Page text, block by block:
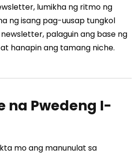
lumikha ng ritmo ng
ng isang pag-uusap tungkol
palaguin ang base ng
hanapin ang tamang niche.
na Pwedeng I-
mo ang manunulat sa